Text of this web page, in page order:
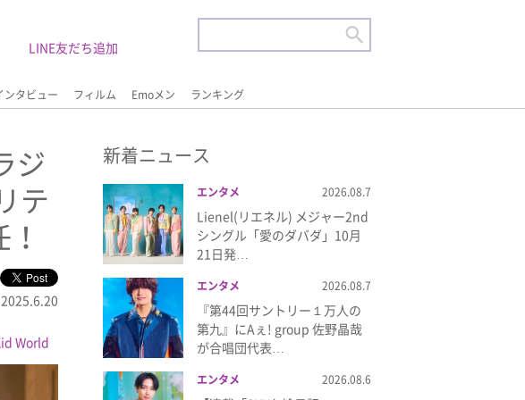
ンタビュー フィルム Emoメン ランキング
LINE友だち追加
ジ
テ
2025.6.20
World
新着ニュース
エンタメ 2026.08.7
Lienel(リエネル) メジャー2nd
シングル「愛のダバダ」10月
21日発…
エンタメ 2026.08.7
『第44回サントリー１万人の
第九』にAぇ! group 佐野晶哉
が合唱団代表…
エンタメ 2026.08.6